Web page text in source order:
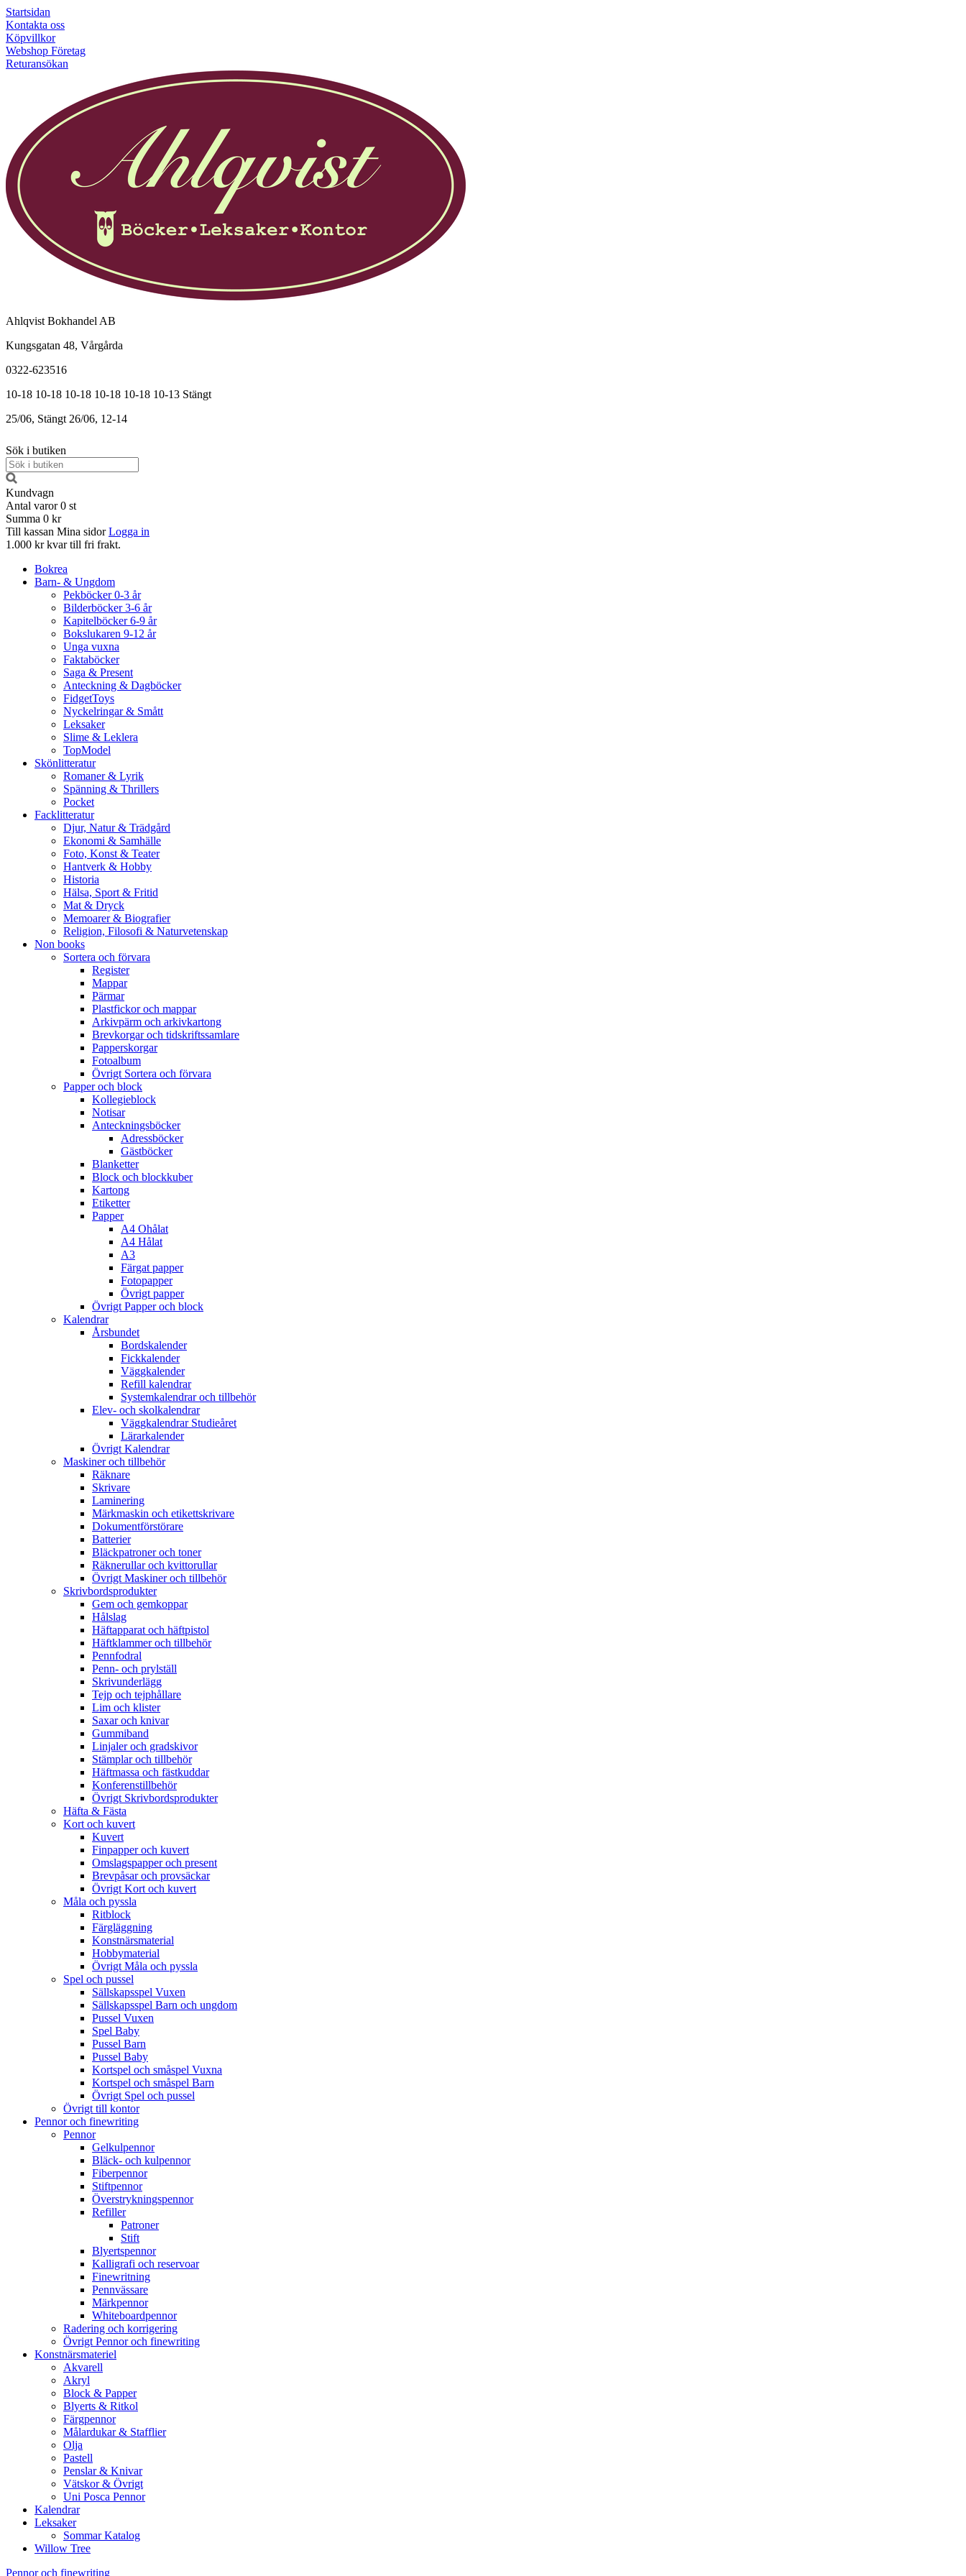
Startsidan
Kontakta oss
Köpvillkor
Webshop Företag
Returansökan
Ahlqvist Bokhandel AB
Kungsgatan 48, Vårgårda
0322-623516
10-18 10-18 10-18 10-18 10-18 10-13 Stängt
25/06, Stängt 26/06, 12-14
Sök i butiken
Kundvagn
Antal varor 0 st
Summa 0 kr
Till kassan Mina sidor Logga in
1.000 kr kvar till fri frakt.
Bokrea
Barn- & Ungdom
Pekböcker 0-3 år
Bilderböcker 3-6 år
Kapitelböcker 6-9 år
Bokslukaren 9-12 år
Unga vuxna
Faktaböcker
Saga & Present
Anteckning & Dagböcker
FidgetToys
Nyckelringar & Smått
Leksaker
Slime & Leklera
TopModel
Skönlitteratur
Romaner & Lyrik
Spänning & Thrillers
Pocket
Facklitteratur
Djur, Natur & Trädgård
Ekonomi & Samhälle
Foto, Konst & Teater
Hantverk & Hobby
Historia
Hälsa, Sport & Fritid
Mat & Dryck
Memoarer & Biografier
Religion, Filosofi & Naturvetenskap
Non books
Sortera och förvara
Register
Mappar
Pärmar
Plastfickor och mappar
Arkivpärm och arkivkartong
Brevkorgar och tidskriftssamlare
Papperskorgar
Fotoalbum
Övrigt Sortera och förvara
Papper och block
Kollegieblock
Notisar
Anteckningsböcker
Adressböcker
Gästböcker
Blanketter
Block och blockkuber
Kartong
Etiketter
Papper
A4 Ohålat
A4 Hålat
A3
Färgat papper
Fotopapper
Övrigt papper
Övrigt Papper och block
Kalendrar
Årsbundet
Bordskalender
Fickkalender
Väggkalender
Refill kalendrar
Systemkalendrar och tillbehör
Elev- och skolkalendrar
Väggkalendrar Studieåret
Lärarkalender
Övrigt Kalendrar
Maskiner och tillbehör
Räknare
Skrivare
Laminering
Märkmaskin och etikettskrivare
Dokumentförstörare
Batterier
Bläckpatroner och toner
Räknerullar och kvittorullar
Övrigt Maskiner och tillbehör
Skrivbordsprodukter
Gem och gemkoppar
Hålslag
Häftapparat och häftpistol
Häftklammer och tillbehör
Pennfodral
Penn- och prylställ
Skrivunderlägg
Tejp och tejphållare
Lim och klister
Saxar och knivar
Gummiband
Linjaler och gradskivor
Stämplar och tillbehör
Häftmassa och fästkuddar
Konferenstillbehör
Övrigt Skrivbordsprodukter
Häfta & Fästa
Kort och kuvert
Kuvert
Finpapper och kuvert
Omslagspapper och present
Brevpåsar och provsäckar
Övrigt Kort och kuvert
Måla och pyssla
Ritblock
Färgläggning
Konstnärsmaterial
Hobbymaterial
Övrigt Måla och pyssla
Spel och pussel
Sällskapsspel Vuxen
Sällskapsspel Barn och ungdom
Pussel Vuxen
Spel Baby
Pussel Barn
Pussel Baby
Kortspel och småspel Vuxna
Kortspel och småspel Barn
Övrigt Spel och pussel
Övrigt till kontor
Pennor och finewriting
Pennor
Gelkulpennor
Bläck- och kulpennor
Fiberpennor
Stiftpennor
Överstrykningspennor
Refiller
Patroner
Stift
Blyertspennor
Kalligrafi och reservoar
Finewritning
Pennvässare
Märkpennor
Whiteboardpennor
Radering och korrigering
Övrigt Pennor och finewriting
Konstnärsmateriel
Akvarell
Akryl
Block & Papper
Blyerts & Ritkol
Färgpennor
Målardukar & Stafflier
Olja
Pastell
Penslar & Knivar
Vätskor & Övrigt
Uni Posca Pennor
Kalendrar
Leksaker
Sommar Katalog
Willow Tree
Pennor och finewriting